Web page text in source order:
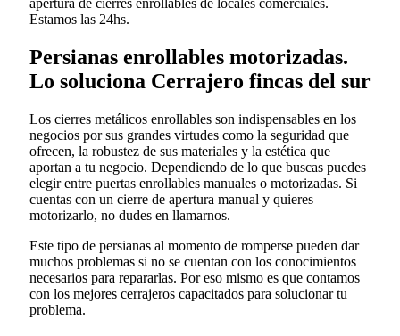
apertura de cierres enrollables de locales comerciales.
Estamos las 24hs.
Persianas enrollables motorizadas.
Lo soluciona Cerrajero fincas del sur
Los cierres metálicos enrollables son indispensables en los
negocios por sus grandes virtudes como la seguridad que
ofrecen, la robustez de sus materiales y la estética que
aportan a tu negocio. Dependiendo de lo que buscas puedes
elegir entre puertas enrollables manuales o motorizadas. Si
cuentas con un cierre de apertura manual y quieres
motorizarlo, no dudes en llamarnos.
Este tipo de persianas al momento de romperse pueden dar
muchos problemas si no se cuentan con los conocimientos
necesarios para repararlas. Por eso mismo es que contamos
con los mejores cerrajeros capacitados para solucionar tu
problema.